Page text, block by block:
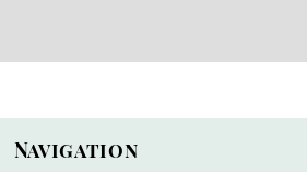
Navigation